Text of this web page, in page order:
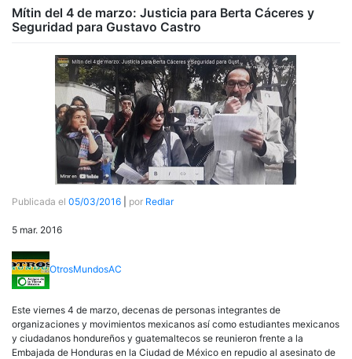
Mítin del 4 de marzo: Justicia para Berta Cáceres y
Seguridad para Gustavo Castro
Publicada el 05/03/2016 por Redlar
5 mar. 2016
OtrosMundosAC
Este viernes 4 de marzo, decenas de personas integrantes de
organizaciones y movimientos mexicanos así como estudiantes mexicanos
y ciudadanos hondureños y guatemaltecos se reunieron frente a la
Embajada de Honduras en la Ciudad de México en repudio al asesinato de